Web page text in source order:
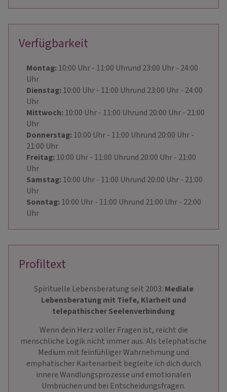
Verfügbarkeit
Montag:10:00 Uhr- 11:00 Uhrund 23:00 Uhr- 24:00
Uhr
Dienstag:10:00 Uhr- 11:00 Uhrund 23:00 Uhr- 24:00
Uhr
Mittwoch:10:00 Uhr- 11:00 Uhrund 20:00 Uhr- 21:00
Uhr
Donnerstag:10:00 Uhr- 11:00 Uhrund 20:00 Uhr-
21:00 Uhr
Freitag:10:00 Uhr- 11:00 Uhrund 20:00 Uhr- 21:00
Uhr
Samstag:10:00 Uhr- 11:00 Uhrund 20:00 Uhr- 21:00
Uhr
Sonntag:10:00 Uhr- 11:00 Uhrund 21:00 Uhr- 22:00
Uhr
Profiltext
Spirituelle Lebensberatung seit 2003: Mediale
Lebensberatung mit Tiefe, Klarheit und
telepathischer Seelenverbindung
Wenn dein Herz voller Fragen ist, reicht die
menschliche Logik nicht immer aus. Als telephatische
Medium mit feinfühliger Wahrnehmung und
emphatischer Kartenarbeit begleite ich dich durch
innere Wandlungsprozesse und emotionalen
Umbrüchen und bei Entscheidungsfragen.